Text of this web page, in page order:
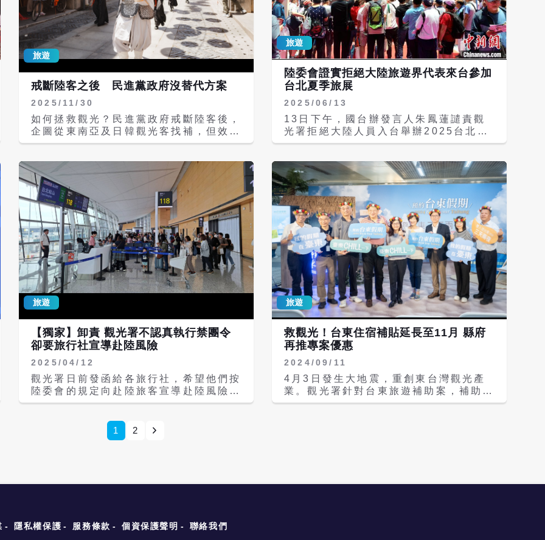
部觀光署詢問正確的視覺識別圖案，一併
公布在臉書。至於該LOGO是用在何處，
截至發文為止，交通部尚未回覆。 翁曉
玲表示，觀光署還真有錢，2024年才推
出台灣觀光品牌3.0版
灣魅力‧驚喜無限），而2023年發包請聶
永真新設計的圖案，是要用在哪兒呢？
翁曉玲並盤點提供聶永真設計團隊這些年
來得到的政府標案，不包括包括與台灣設
計研究院合作的標案如監察院LOGO設計
公評。」 根據翁曉玲辦公室整理聶永真
設計團隊近年政府標案，從2016年蔡英
文政府至今共12案，其中高雄市政府文
化局高達4案、中華郵政2案、台電2案，
觀光署、中油、桃園市政府、台灣菸酒各
1案。 另關於監察院、經濟部、觀光署
LOGO標案，監察院改造後LOGO是幾條
紅線左右交橫，經濟部改造後LOGO是藍
綠線左右交橫，觀光署改造後LOGO是幾
條綠斜線構成台灣地圖模樣。翁曉玲表示
這些LOGO如出一轍，看似同一模板。
亦高於108年（疫情前）的7981.2萬人
次，顯示住宿市場規模已恢復並超越疫情
前水準。 從客源結構觀察，114年本國
籍住客人次是6132.9萬人次，較113年
的5986.8萬人次增加約146萬人次，較
108年的5153萬人次增加約980萬人
次；外國籍住客人次是2076.1萬人次，
較113年增加約183萬人次，顯示國內外
住宿需求均持續回升。觀光署解讀，整體
而言，市場已由疫情後復甦階段，逐步邁
入穩定發展階段。 價格方面，114年旅
房價2438元，較113年年增1.37％，整
體漲幅相較前期已趨於平穩。從市場分布
來看，約79％旅館房價低於平均水準，
顯示住宿價格帶分布多元，消費者可依預
算與需求選擇。 供給方面，合法民宿房
間數由112年的4萬9007間增加至114年
的5萬3628間，3年累計成長9.43％，
顯示旅宿供給穩定擴張。112年至114年
旅宿業平均住房率分別是46.80％、
46.09％及45.73％，整體維持於約
45％至47％區間。觀光署說，房間數增
加，住房率仍能維持穩定水準，反映住宿
需求具一定支撐力，市場發展趨勢趨於平
衡。
旅遊
戒斷陸客之後 民進黨政府沒替代方案
2025/11/30
如何拯救觀光？民進黨政府戒斷陸客後，
企圖從東南亞及日韓觀光客找補，但效果
不彰；業界則希望恢復兩岸交流。針對後
還糟，不具名旅遊業者表示，眼看明年又
有縣市長選舉，選舉年台灣最情緒化，可
以預料的是一直到明年底為止，兩岸交流
不會有任何進展。 陸客來台的巔峰是
2015年的418萬人，占當年來台旅客的
4成之強。重點是，馬政府那8年，陸客
扎扎實實就是來觀光，累計下來，馬政府
8年共2186萬名陸客來台，其中有1711
萬人來台目的是「觀光」，占比78％，
平均每年有213萬名「純觀光」陸客，因
此當年台灣百工百業都賺了觀光財。相較
之下，今年1到8月陸客來台約43萬人
人，僅占52％，人數僅巔峰時期的1成。
陸客少來台，台灣民眾卻頗喜歡赴大陸旅
遊。今年1到8月國人出國首選仍是日
本，449萬人次、占35.6％；第二名就
是大陸，208萬人次、占16.5％，我與
大陸觀光逆差來到165萬人。 2019年8
月陸方暫停赴台自由行，2020年1月我
遊卡關至今。期間不是沒有轉圜契機，去
年對岸最高領導人習近平一句鼓勵民眾
就不了了之。 不具名業者表示，民進黨
年底交通部一度宣布「赴陸旅遊禁團令將
解禁」，不料之後又臨時收回，業者空歡
旅遊
陸委會證實拒絕大陸旅遊界代表來台參加
台北夏季旅展
2025/06/13
13日下午，國台辦發言人朱鳳蓮譴責觀
光署拒絕大陸人員入台舉辦2025台北夏
季旅展，陸委會隨後證實此事並反擊稱，
遊風險日高，此次陸方來台申請不符合專
案申請的「必要性」條件，以及兩岸觀光
旅遊「雙邊對等」政策立場，因此主管機
關不予同意。觀光署也說，國人赴陸風險
高，不建議陸方來台推廣，因此未予同
意。 陸委會表示，台灣旅遊交流協會專
案申請中國大陸人士來臺參加「2025台
北夏季旅展」是為招攬國人赴陸旅遊，惟
自去（113）年6月陸方公布「懲獨22
條」後，陸續擴大適用對象，並公開歡迎
各界舉報，國人赴陸旅遊風險日高，不符
合專案申請「必要性」條件及兩岸觀光旅
遊「雙邊對等」政策立場，因此主管機關
不予同意。 陸委會說，有關恢復兩岸旅
遊，依陸委會民調，有70%以上的民眾
支持政府透過觀光小兩會進行溝通；我方
台旅會已於今年2月聯繫陸方海旅會正式
表達兩岸觀光「小兩會」溝通的意願和項
目，惟陸方迄未回復，為符合兩岸旅遊
「雙邊對等」、健康有序，並確保旅遊安
好，都被停了；業者對政府作為已經無言
旅遊
【獨家】卸責 觀光署不認真執行禁團令
卻要旅行社宣導赴陸風險
2025/04/12
觀光署日前發函給各旅行社，希望他們按
陸委會的規定向赴陸旅客宣導赴陸風險，
業者反問，現在不是有禁團令，政府就應
組織赴陸旅遊，而不是發這種沒有強制性
的公文，交差了事，讓守法的業者吃虧，
口，有家台灣大型旅行社的導遊就直接豎
旅遊
救觀光！台東住宿補貼延長至11月 縣府
再推專案優惠
2024/09/11
4月3日發生大地震，重創東台灣觀光產
業。觀光署針對台東旅遊補助案，補助平
日住宿每晚最高1,000元，專案原定9月
1 2
隱私權保護 服務條款 個資保護聲明 聯絡我們